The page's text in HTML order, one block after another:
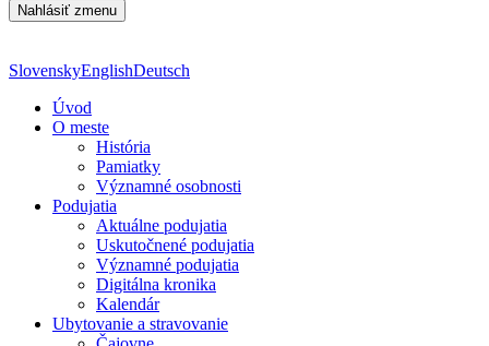
SlovenskyEnglishDeutsch
Úvod
O meste
História
Pamiatky
Významné osobnosti
Podujatia
Aktuálne podujatia
Uskutočnené podujatia
Významné podujatia
Digitálna kronika
Kalendár
Ubytovanie a stravovanie